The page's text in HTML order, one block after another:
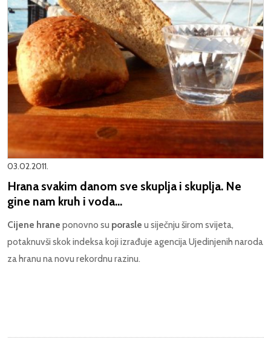
03.02.2011.
Hrana svakim danom sve skuplja i skuplja. Ne
gine nam kruh i voda...
Cijene hrane ponovno su porasle u siječnju širom svijeta,
potaknuvši skok indeksa koji izrađuje agencija Ujedinjenih naroda
za hranu na novu rekordnu razinu.